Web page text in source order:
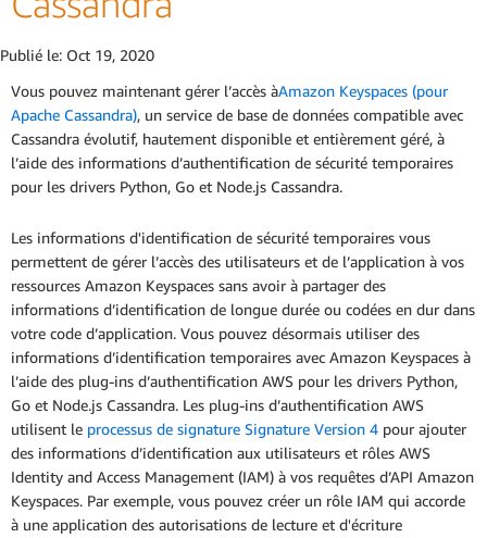
Publié le: Oct 19, 2020
Vous pouvez maintenant gérer l’accès àAmazon Keyspaces (pour
Apache Cassandra), un service de base de données compatible avec
Cassandra évolutif, hautement disponible et entièrement géré, à
l’aide des informations d’authentification de sécurité temporaires
pour les drivers Python, Go et Node.js Cassandra.
Les informations d'identification de sécurité temporaires vous
permettent de gérer l’accès des utilisateurs et de l’application à vos
ressources Amazon Keyspaces sans avoir à partager des
informations d’identification de longue durée ou codées en dur dans
votre code d’application. Vous pouvez désormais utiliser des
informations d’identification temporaires avec Amazon Keyspaces à
l’aide des plug-ins d’authentification AWS pour les drivers Python,
Go et Node.js Cassandra. Les plug-ins d’authentification AWS
utilisent le processus de signature Signature Version 4 pour ajouter
des informations d’identification aux utilisateurs et rôles AWS
Identity and Access Management (IAM) à vos requêtes d’API Amazon
Keyspaces. Par exemple, vous pouvez créer un rôle IAM qui accorde
à une application des autorisations de lecture et d'écriture